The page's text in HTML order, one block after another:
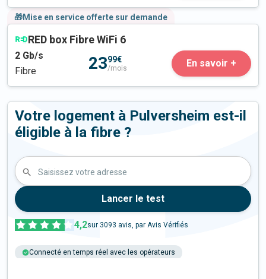
🎁Mise en service offerte sur demande
RED box Fibre WiFi 6
2 Gb/s
Fibre
2399€
/mois En savoir +
Votre logement à Pulversheim est-il
éligible à la fibre ?
Saisissez votre adresse
Lancer le test
4,2sur 3093 avis, par Avis Vérifiés
Connecté en temps réel avec les opérateurs